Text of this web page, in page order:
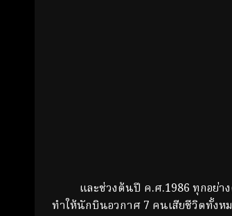
และช่วงต้นปี ค.ศ.1986 ทุกอย่างดู
ทำให้นักบินอวกาศ 7 คนเสียชีวิตทั้งห